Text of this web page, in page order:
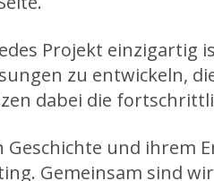
Projekt
zu entwickeln,
dabei die
Geschichte und ihrem
Gemeinsam sind